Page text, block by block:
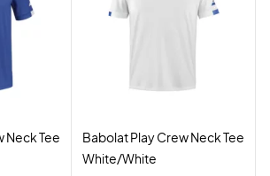
Neck Tee
Babolat Play Crew Neck Tee
White/White